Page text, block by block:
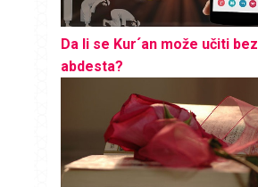
Da li se Kur´an može učiti bez
abdesta?